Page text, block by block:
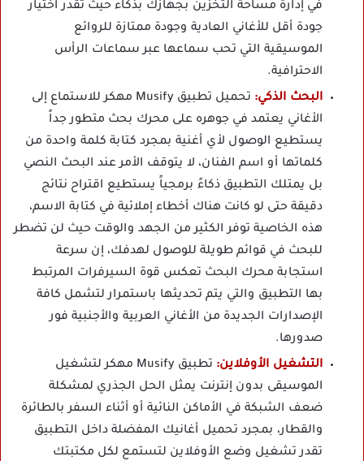
في إدارة مساحة التخزين بجهازك بذكاء حيث تقدر اختيار
جودة أقل للأغاني العادية وجودة ممتازة للروائع
الموسيقية التي تحب سماعها عبر سماعات الرأس
الاحترافية.
البحث الذكي:
تحميل تطبيق Musify مهكر للاستماع إلى
الأغاني يعتمد في جوهره على محرك بحث متطور جداً
يستطيع الوصول لأي أغنية بمجرد كتابة كلمة واحدة من
كلماتها أو اسم الفنان، لا يتوقف الأمر عند البحث النصي
بل يمتلك التطبيق ذكاءً برمجياً يستطيع اقتراح نتائج
دقيقة حتى لو كانت هناك أخطاء إملائية في كتابة الاسم،
هذه الخاصية توفر الكثير من الجهد والوقت حيث لن تضطر
للبحث في قوائم طويلة للوصول لهدفك، إن سرعة
استجابة محرك البحث تعكس قوة السيرفرات المرتبط
بها التطبيق والتي يتم تحديثها باستمرار لتشمل كافة
الإصدارات الجديدة من الأغاني العربية والأجنبية فور
صدورها.
التشغيل الأوفلاين:
تطبيق Musify مهكر لتشغيل
الموسيقى بدون إنترنت يمثل الحل الجذري لمشكلة
ضعف الشبكة في الأماكن النائية أو أثناء السفر بالطائرة
والقطار، بمجرد تحميل أغانيك المفضلة داخل التطبيق
تقدر تشغيل وضع الأوفلاين لتستمع لكل مكتبتك